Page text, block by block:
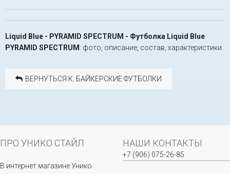
Liquid Blue - PYRAMID SPECTRUM - Футболка Liquid Blue
PYRAMID SPECTRUM : фото, описание, состав, характеристики.
ВЕРНУТЬСЯ К: БАЙКЕРСКИЕ ФУТБОЛКИ
ПРО УНИКО СТАЙЛ
В интернет магазине Унико
НАШИ КОНТАКТЫ
+7 (906) 075-26-85